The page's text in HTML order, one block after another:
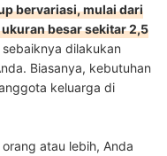
bervariasi, mulai dari
besar sekitar 2,5
sebaiknya dilakukan
Biasanya, kebutuhan
keluarga di
atau lebih, Anda